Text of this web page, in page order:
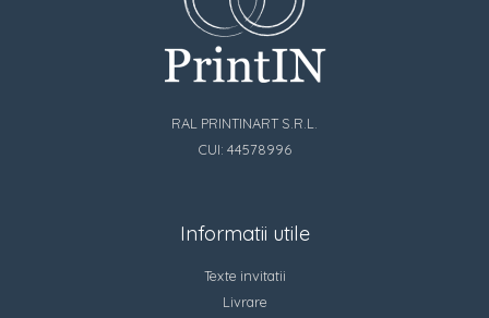
RAL PRINTINART S.R.L.
CUI: 44578996
Informatii utile
Texte invitatii
Livrare